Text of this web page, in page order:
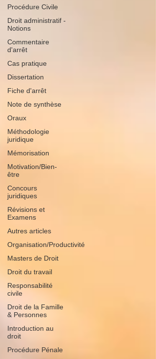
Procédure Civile
Droit administratif -
Notions
Commentaire
d'arrêt
Cas pratique
Dissertation
Fiche d'arrêt
Note de synthèse
Oraux
Méthodologie
juridique
Mémorisation
Motivation/Bien-
être
Concours
juridiques
Révisions et
Examens
Autres articles
Organisation/Productivité
Masters de Droit
Droit du travail
Responsabilité
civile
Droit de la Famille
& Personnes
Introduction au
droit
Procédure Pénale